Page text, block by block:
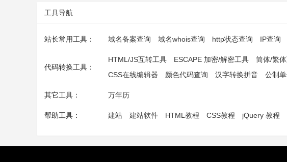
工具导航
站长常用工具： 域名备案查询 域名whois查询 http状态查询 IP查询
代码转换工具：
HTML/JS互转工具 ESCAPE 加密/解密工具 简体/繁
CSS在线编辑器
颜色代码查询 汉字转换拼音 公制
其它工具： 万年历
帮助工具： 建站 建站软件 HTML教程 CSS教程 jQuery 教程